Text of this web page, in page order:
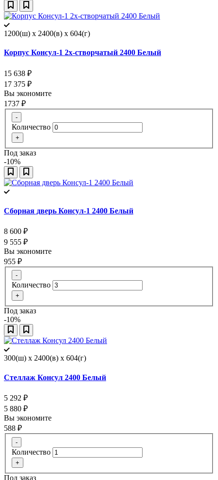
1200(ш) x 2400(в) x 604(г)
Корпус Консул-1 2х-створчатый 2400 Белый
15 638 ₽
17 375 ₽
Вы экономите
1737 ₽
-
Количество
+
Под заказ
-10%
Сборная дверь Консул-1 2400 Белый
8 600 ₽
9 555 ₽
Вы экономите
955 ₽
-
Количество
+
Под заказ
-10%
300(ш) x 2400(в) x 604(г)
Стеллаж Консул 2400 Белый
5 292 ₽
5 880 ₽
Вы экономите
588 ₽
-
Количество
+
Под заказ